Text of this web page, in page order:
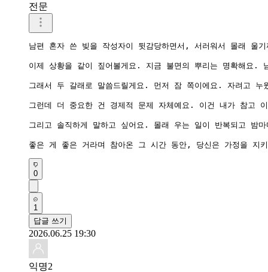
전문
남편 혼자 쓴 빚을 작성자이 뒷감당하면서, 서러워서 몰래
이제 상황을 같이 짚어볼게요. 지금 불면의 뿌리는 명확해요.
그래서 두 갈래로 말씀드릴게요. 먼저 잠 쪽이에요. 자려고
그런데 더 중요한 건 경제적 문제 자체예요. 이건 내가 참고
그리고 솔직하게 말하고 싶어요. 몰래 우는 일이 반복되고
좋은 게 좋은 거라며 참아온 그 시간 동안, 당신은 가정을 지
0
1
답글 쓰기
2026.06.25 19:30
익명2